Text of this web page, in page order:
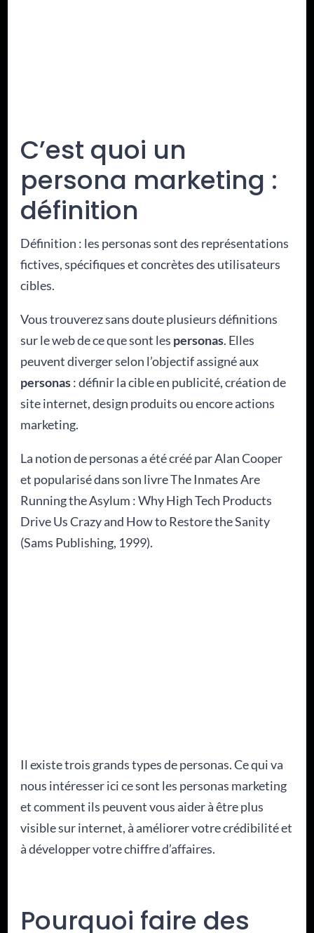
C’est quoi un
persona marketing :
définition
Définition : les personas sont des représentations
fictives, spécifiques et concrètes des utilisateurs
cibles.
Vous trouverez sans doute plusieurs définitions
sur le web de ce que sont les personas. Elles
peuvent diverger selon l’objectif assigné aux
personas: définir la cible en publicité, création de
site internet, design produits ou encore actions
marketing.
La notion de personas a été créé par Alan Cooper
et popularisé dans son livre The Inmates Are
Running the Asylum : Why High Tech Products
Drive Us Crazy and How to Restore the Sanity
(Sams Publishing, 1999).
Il existe trois grands types de personas. Ce qui va
nous intéresser ici ce sont les personas marketing
et comment ils peuvent vous aider à être plus
visible sur internet, à améliorer votre crédibilité et
à développer votre chiffre d’affaires.
Pourquoi faire des